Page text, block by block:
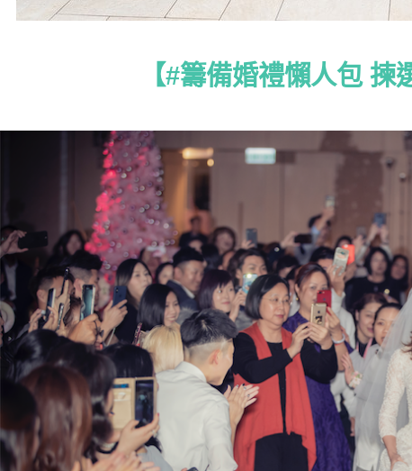
【#籌備婚禮懶人包 揀